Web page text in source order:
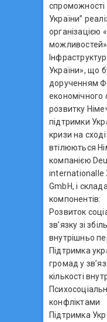
спроможності
України”
організацією
можливостей»
України», що
дорученням
економічного
розвитку
підтримки
кризи на сході
втілюються
компанією
internationalle
GmbH, і
компонентів:
Розвиток
зв’язку зі
внутрішньо
Підтримка
громад у
кількості
конфліктами
Підтримка